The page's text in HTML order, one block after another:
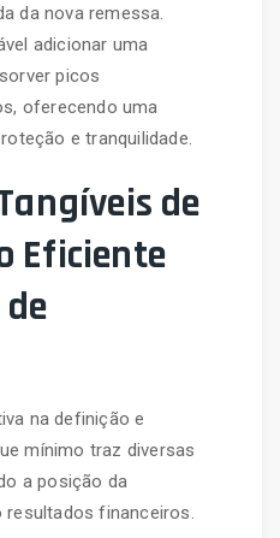
da nova remessa.
adicionar uma
picos
oferecendo uma
e tranquilidade.
de
Eficiente
na definição e
mínimo traz diversas
a posição da
financeiros.